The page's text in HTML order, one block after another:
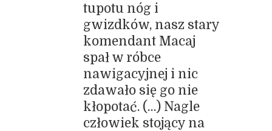
tupotu nóg i
gwizdków, nasz stary
komendant Macaj
spał w róbce
nawigacyjnej i nic
zdawało się go nie
kłopotać. (…) Nagle
człowiek stojący na